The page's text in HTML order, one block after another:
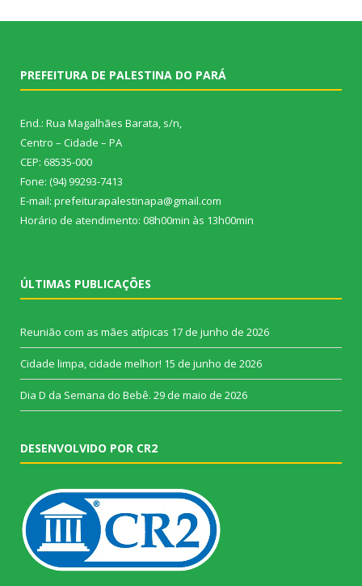
PREFEITURA DE PALESTINA DO PARÁ
End.: Rua Magalhães Barata, s/n,
Centro – Cidade – PA
CEP: 68535-000
Fone: (94) 99293-7413
E-mail: prefeiturapalestinapa@gmail.com
Horário de atendimento: 08h00min às 13h00min
ÚLTIMAS PUBLICAÇÕES
Reunião com as mães atípicas 17 de junho de 2026
Cidade limpa, cidade melhor! 15 de junho de 2026
Dia D da Semana do Bebê. 29 de maio de 2026
DESENVOLVIDO POR CR2